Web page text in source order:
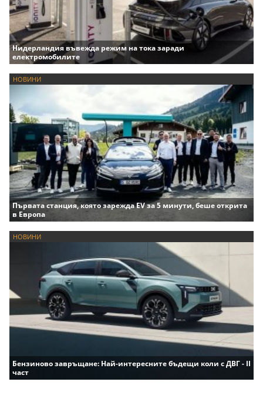
Нидерландия въвежда режим на тока заради
електромобилите
НОВИНИ
Първата станция, която зарежда EV за 5 минути, беше открита
в Европа
НОВИНИ
Бензиново завръщане: Най-интересните бъдещи коли с ДВГ - II
част